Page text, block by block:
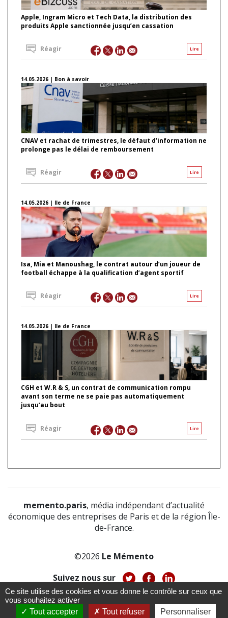
Apple, Ingram Micro et Tech Data, la distribution des
produits Apple sanctionnée jusqu’en cassation
Lire
Réagir
14.05.2026 | Bon à savoir
CNAV et rachat de trimestres, le défaut d’information ne
prolonge pas le délai de remboursement
Lire
Réagir
14.05.2026 | Ile de France
Isa, Mia et Manoushag, le contrat autour d’un joueur de
football échappe à la qualification d’agent sportif
Lire
Réagir
14.05.2026 | Ile de France
CGH et W.R & S, un contrat de communication rompu
avant son terme ne se paie pas automatiquement
jusqu’au bout
Lire
Réagir
memento.paris, média indépendant d’actualité
économique des entreprises de Paris et de la région Île-
de-France.
©2026 Le Mémento
Suivez nous sur
À propos-Notice légale
CGV-CGU
Ce site utilise des cookies et vous donne le contrôle sur ceux que
vous souhaitez activer
Tout accepter
Tout refuser Personnaliser